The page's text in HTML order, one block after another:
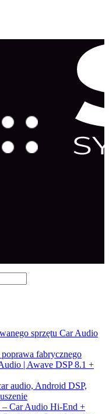
sprzętu Car Audio
fabrycznego
| Awave DSP 8.1 +
audio, Android DSP,
Car Audio Hi-End +